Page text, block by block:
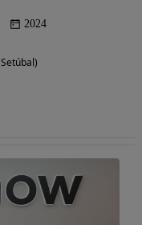
2024